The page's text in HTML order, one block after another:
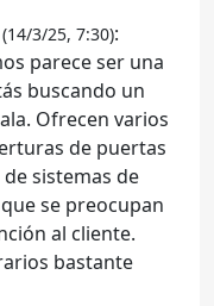
(14/3/25, 7:30):
parece ser una
buscando un
Ofrecen varios
de puertas
sistemas de
se preocupan
al cliente.
bastante